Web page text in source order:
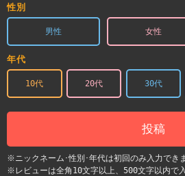
性別
男性 女性
年代
10代 20代 30代
投稿
※ニックネーム･性別･年代は初回のみ入力できま
※レビューは全角10文字以上、500文字以内で